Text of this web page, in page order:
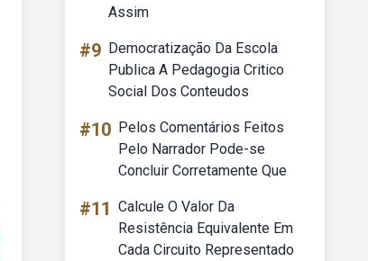
Assim
#9 Democratização Da Escola
Publica A Pedagogia Critico
Social Dos Conteudos
#10 Pelos Comentários Feitos
Pelo Narrador Pode-se
Concluir Corretamente Que
#11 Calcule O Valor Da
Resistência Equivalente Em
Cada Circuito Representado